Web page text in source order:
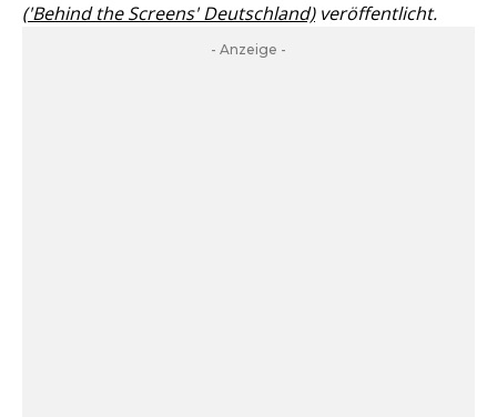
('Behind the Screens' Deutschland)veröffentlicht.
- Anzeige -